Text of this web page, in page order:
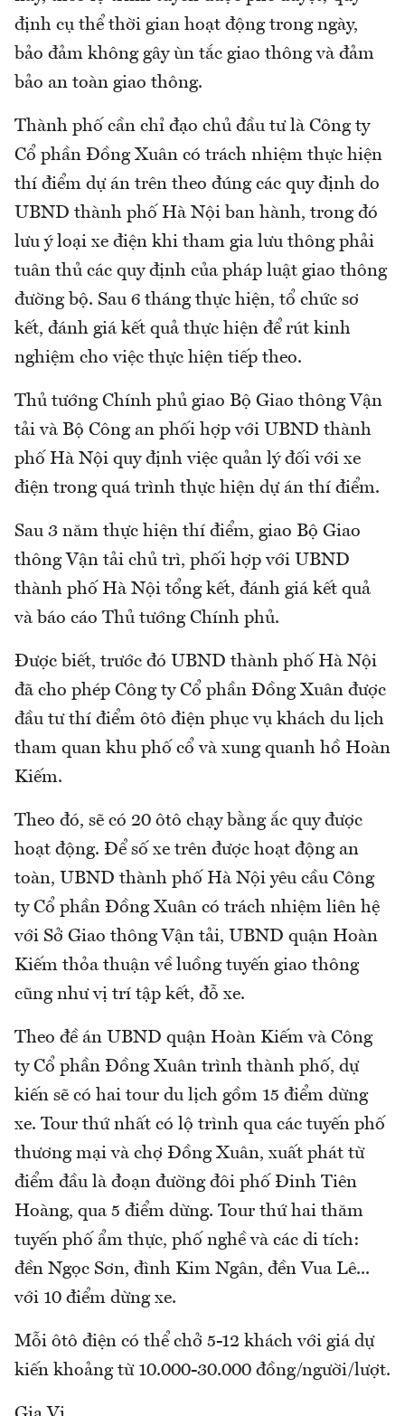
định cụ thể thời gian hoạt động trong ngày,
bảo đảm không gây ùn tắc giao thông và đảm
bảo an toàn giao thông.
Thành phố cần chỉ đạo chủ đầu tư là Công ty
Cổ phần Đồng Xuân có trách nhiệm thực hiện
thí điểm dự án trên theo đúng các quy định do
UBND thành phố Hà Nội ban hành, trong đó
lưu ý loại xe điện khi tham gia lưu thông phải
tuân thủ các quy định của pháp luật giao thông
đường bộ. Sau 6 tháng thực hiện, tổ chức sơ
kết, đánh giá kết quả thực hiện để rút kinh
nghiệm cho việc thực hiện tiếp theo.
Thủ tướng Chính phủ giao Bộ Giao thông Vận
tải và Bộ Công an phối hợp với UBND thành
phố Hà Nội quy định việc quản lý đối với xe
điện trong quá trình thực hiện dự án thí điểm.
Sau 3 năm thực hiện thí điểm, giao Bộ Giao
thông Vận tải chủ trì, phối hợp với UBND
thành phố Hà Nội tổng kết, đánh giá kết quả
và báo cáo Thủ tướng Chính phủ.
Được biết, trước đó UBND thành phố Hà Nội
đã cho phép Công ty Cổ phần Đồng Xuân được
đầu tư thí điểm ôtô điện phục vụ khách du lịch
tham quan khu phố cổ và xung quanh hồ Hoàn
Kiếm.
Theo đó, sẽ có 20 ôtô chạy bằng ắc quy được
hoạt động. Để số xe trên được hoạt động an
toàn, UBND thành phố Hà Nội yêu cầu Công
ty Cổ phần Đồng Xuân có trách nhiệm liên hệ
với Sở Giao thông Vận tải, UBND quận Hoàn
Kiếm thỏa thuận về luồng tuyến giao thông
cũng như vị trí tập kết, đỗ xe.
Theo đề án UBND quận Hoàn Kiếm và Công
ty Cổ phần Đồng Xuân trình thành phố, dự
kiến sẽ có hai tour du lịch gồm 15 điểm dừng
xe. Tour thứ nhất có lộ trình qua các tuyến phố
thương mại và chợ Đồng Xuân, xuất phát từ
điểm đầu là đoạn đường đôi phố Đinh Tiên
Hoàng, qua 5 điểm dừng. Tour thứ hai thăm
tuyến phố ẩm thực, phố nghề và các di tích:
đền Ngọc Sơn, đình Kim Ngân, đền Vua Lê...
với 10 điểm dừng xe.
Mỗi ôtô điện có thể chở 5-12 khách với giá dự
kiến khoảng từ 10.000-30.000 đồng/người/lượt.